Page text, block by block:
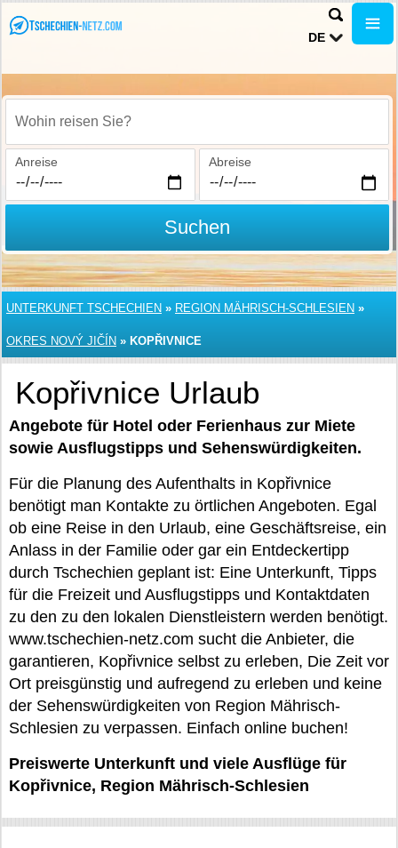
DE
Wohin reisen Sie?
Anreise Abreise
Suchen
UNTERKUNFT TSCHECHIEN » REGION MÄHRISCH-SCHLESIEN »
OKRES NOVÝ JIČÍN » KOPŘIVNICE
Kopřivnice Urlaub
Angebote für Hotel oder Ferienhaus zur Miete
sowie Ausflugstipps und Sehenswürdigkeiten.
Für die Planung des Aufenthalts in Kopřivnice
benötigt man Kontakte zu örtlichen Angeboten. Egal
ob eine Reise in den Urlaub, eine Geschäftsreise, ein
Anlass in der Familie oder gar ein Entdeckertipp
durch Tschechien geplant ist: Eine Unterkunft, Tipps
für die Freizeit und Ausflugstipps und Kontaktdaten
zu den zu den lokalen Dienstleistern werden benötigt.
www.tschechien-netz.com sucht die Anbieter, die
garantieren, Kopřivnice selbst zu erleben, Die Zeit vor
Ort preisgünstig und aufregend zu erleben und keine
der Sehenswürdigkeiten von Region Mährisch-
Schlesien zu verpassen. Einfach online buchen!
Preiswerte Unterkunft und viele Ausflüge für
Kopřivnice, Region Mährisch-Schlesien